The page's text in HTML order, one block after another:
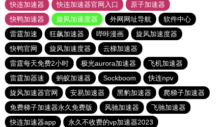
快连加速器
快连加速器官网入口
原子加速器
快鸭加速器
旋风加速度器 外网网址导航
软件中心
雷霆加速
狂飙加速器 哔咔漫画
旋风加速度器
快鸭官网
旋风加速度器
云梯加速器
雷霆每天免费2小时
极光aurora加速器
飞机加速器
雷霆加器速
蚂蚁加速器 Sockboom
快连npv
旋风加速器官网
安易加速器 黑豹加速器
爬梯子加速器
免费梯子加速器永久免费版
风驰加速器
飞驰加速器
快连加速器app
永久不收费的vp加速器2023